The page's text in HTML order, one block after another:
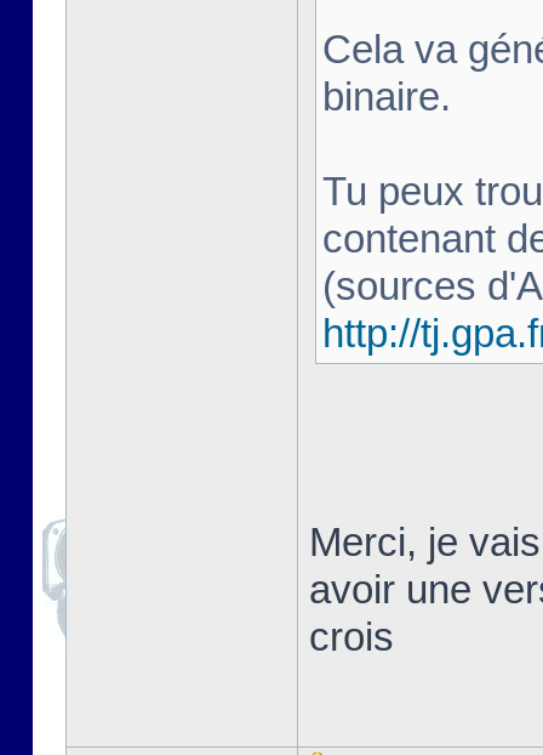
Cela va
binaire.
Tu peux
contenant
(sources
http://
Merci, je
avoir une
crois